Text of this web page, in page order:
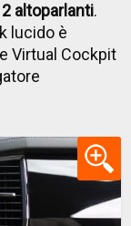
altoparlanti.
lucido è
Virtual Cockpit